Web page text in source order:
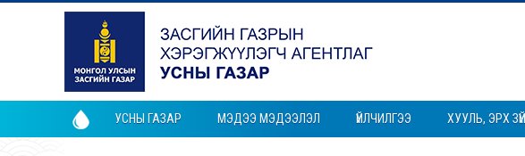
УСНЫ ГАЗАР МЭДЭЭ МЭДЭЭЛЭЛ ҮЙЛЧИЛГЭЭ ХУУЛЬ, ЭРХ ЗҮЙ